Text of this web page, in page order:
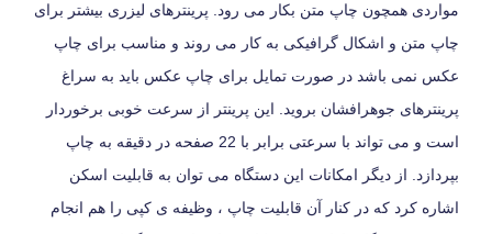
مواردی همچون چاپ متن بکار می رود. پرینترهای لیزری بیشتر برای
چاپ متن و اشکال گرافیکی به کار می روند و مناسب برای چاپ
عکس نمی باشد در صورت تمایل برای چاپ عکس باید به سراغ
پرینترهای جوهرافشان بروید. این پرینتر از سرعت خوبی برخوردار
است و می تواند با سرعتی برابر با 22 صفحه در دقیقه به چاپ
بپردازد. از دیگر امکانات این دستگاه می توان به قابلیت اسکن
اشاره کرد که در کنار آن قابلیت چاپ ، وظیفه ی کپی را هم انجام